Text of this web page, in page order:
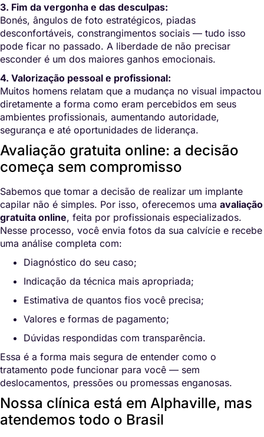
3. Fim da vergonha e das desculpas:
Bonés, ângulos de foto estratégicos, piadas
desconfortáveis, constrangimentos sociais — tudo isso
pode ficar no passado. A liberdade de não precisar
esconder é um dos maiores ganhos emocionais.
4. Valorização pessoal e profissional:
Muitos homens relatam que a mudança no visual impactou
diretamente a forma como eram percebidos em seus
ambientes profissionais, aumentando autoridade,
segurança e até oportunidades de liderança.
Avaliação gratuita online: a decisão
começa sem compromisso
Sabemos que tomar a decisão de realizar um implante
capilar não é simples. Por isso, oferecemos uma avaliação
gratuita online, feita por profissionais especializados.
Nesse processo, você envia fotos da sua calvície e recebe
uma análise completa com:
Diagnóstico do seu caso;
Indicação da técnica mais apropriada;
Estimativa de quantos fios você precisa;
Valores e formas de pagamento;
Dúvidas respondidas com transparência.
Essa é a forma mais segura de entender como o
tratamento pode funcionar para você — sem
deslocamentos, pressões ou promessas enganosas.
Nossa clínica está em Alphaville, mas
atendemos todo o Brasil